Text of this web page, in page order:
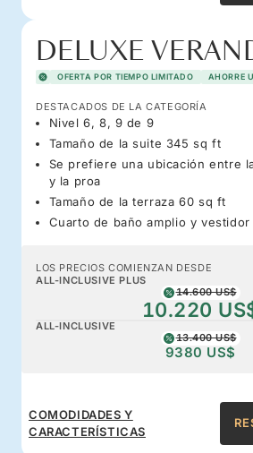
DELUXE
OFERTA POR TIEMPO LIMITADO AHORRE
DESTACADOS DE LA CATEGORÍA
Nivel 6, 8, 9 de 9
Tamaño de la suite 345 sq ft
Se prefiere una ubicación entre
y la proa
Tamaño de la terraza 60 sq ft
Cuarto de baño amplio y vestidor
LOS PRECIOS COMIENZAN DESDE
ALL-INCLUSIVE PLUS
14.600 US$
10.220
ALL-INCLUSIVE
13.400 US$
9380 US$
COMODIDADES Y
CARACTERÍSTICAS